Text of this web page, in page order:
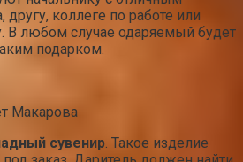
коллеге по работе или
любом случае одаряемый будет
подарком.
Макарова
сувенир. Такое изделие